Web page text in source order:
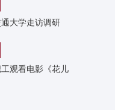
大学走访调研
观看电影《花儿